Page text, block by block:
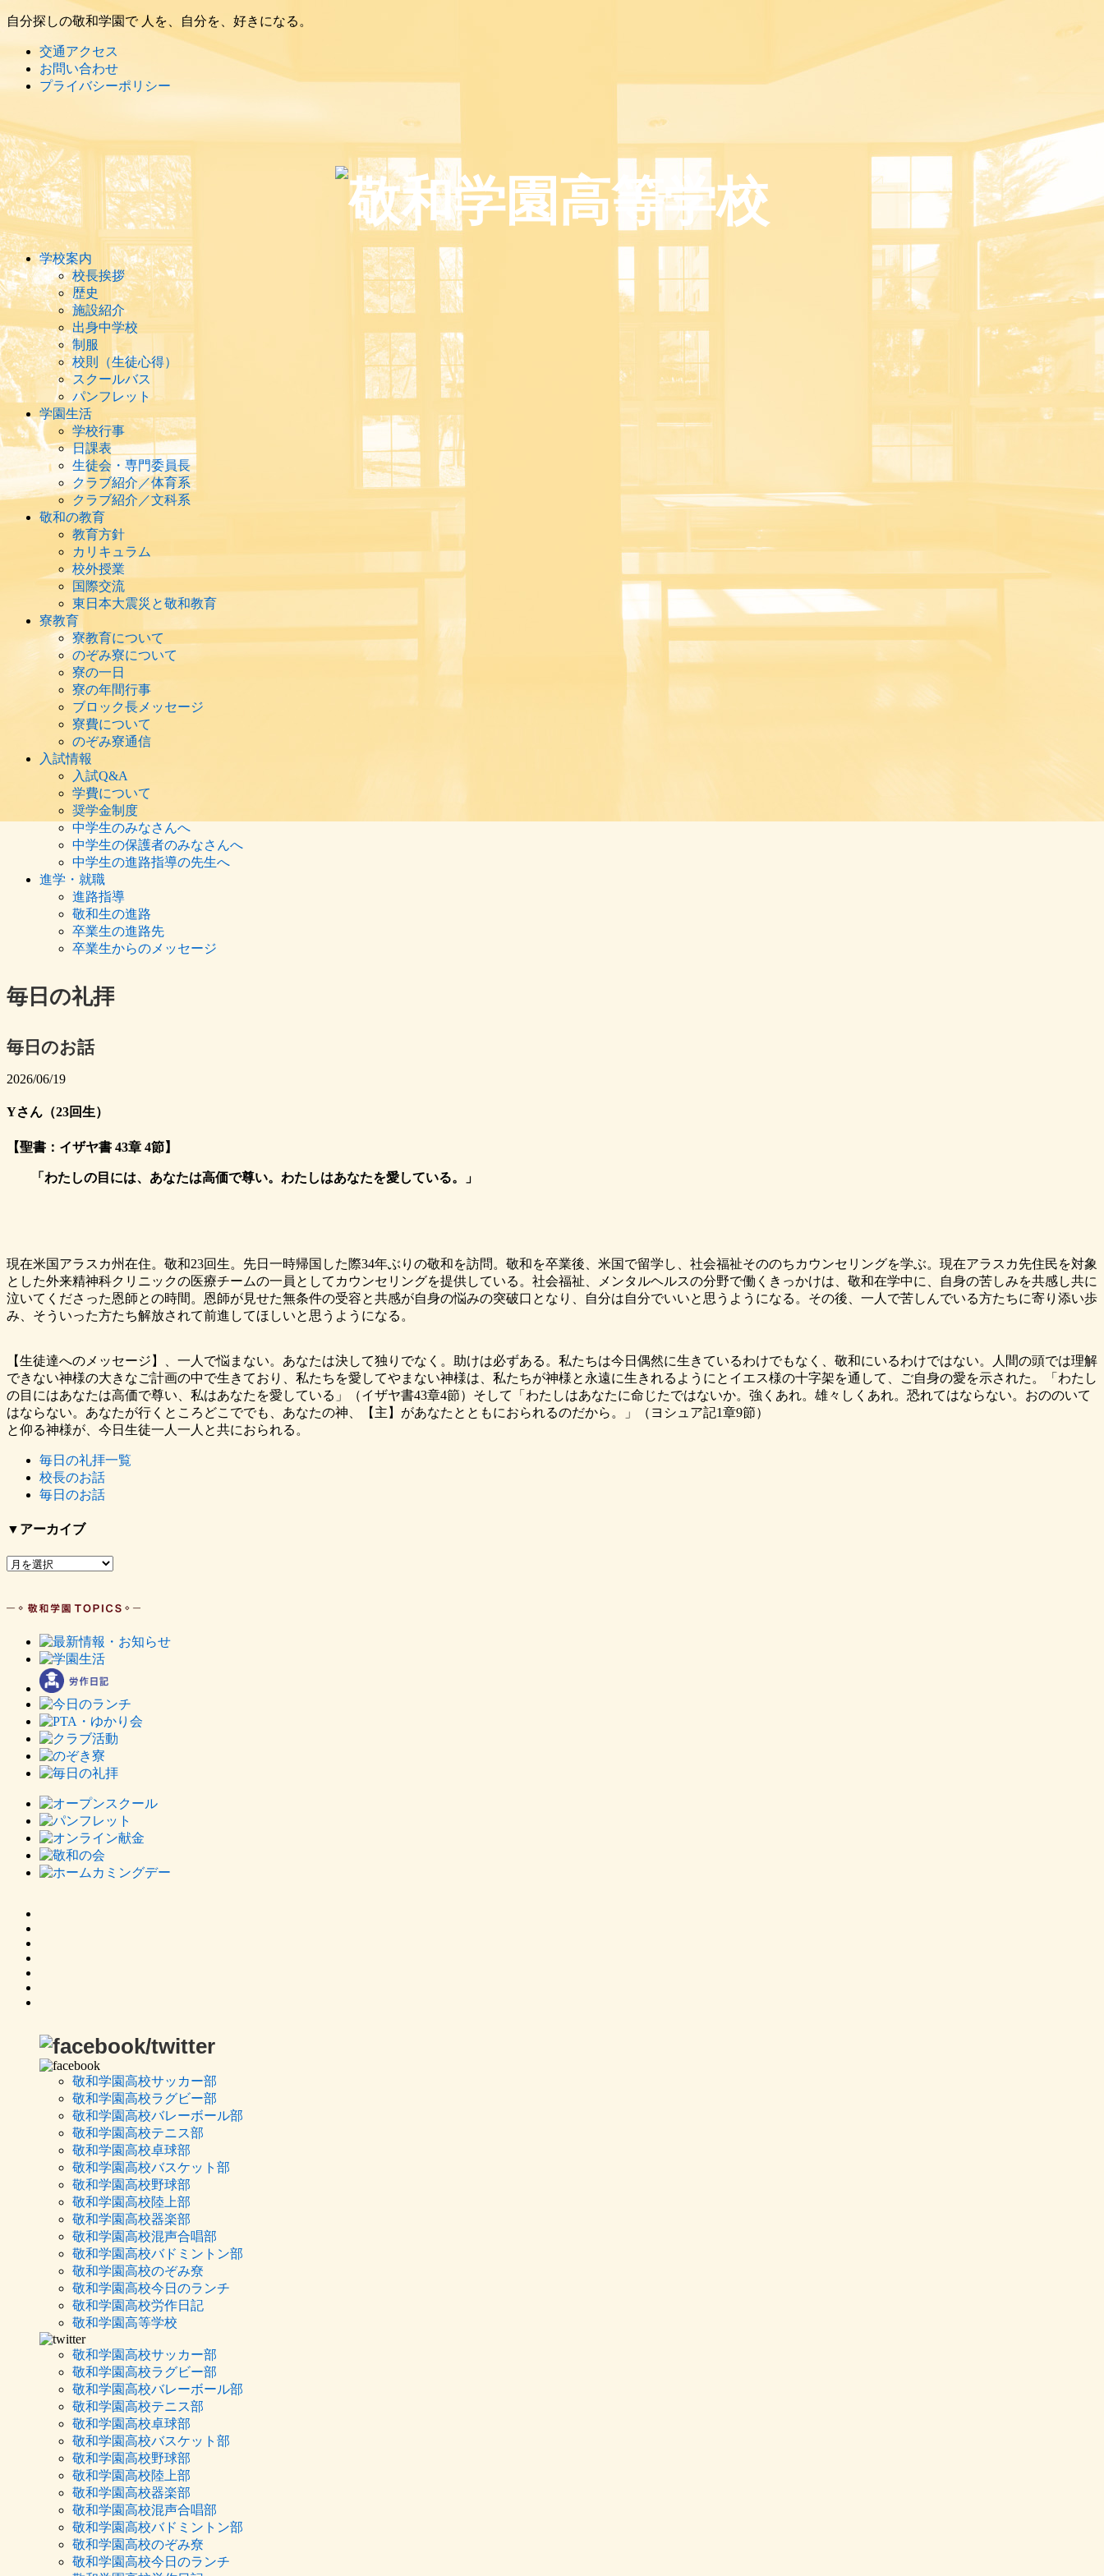
自分探しの敬和学園で 人を、自分を、好きになる。
交通アクセス
お問い合わせ
プライバシーポリシー
学校案内
校長挨拶
歴史
施設紹介
出身中学校
制服
校則（生徒心得）
スクールバス
パンフレット
学園生活
学校行事
日課表
生徒会・専門委員長
クラブ紹介／体育系
クラブ紹介／文科系
敬和の教育
教育方針
カリキュラム
校外授業
国際交流
東日本大震災と敬和教育
寮教育
寮教育について
のぞみ寮について
寮の一日
寮の年間行事
ブロック長メッセージ
寮費について
のぞみ寮通信
入試情報
入試Q&A
学費について
奨学金制度
中学生のみなさんへ
中学生の保護者のみなさんへ
中学生の進路指導の先生へ
進学・就職
進路指導
敬和生の進路
卒業生の進路先
卒業生からのメッセージ
毎日の礼拝
毎日のお話
2026/06/19
Yさん（23回生）
【聖書：イザヤ書 43章 4節】
「わたしの目には、あなたは高価で尊い。わたしはあなたを愛している。」
現在米国アラスカ州在住。敬和23回生。先日一時帰国した際34年ぶりの敬和を訪問。敬和を卒業後、米国で留学し、社会福祉そののちカウンセリングを学ぶ。現在アラスカ先住民を対象
とした外来精神科クリニックの医療チームの一員としてカウンセリングを提供している。社会福祉、メンタルヘルスの分野で働くきっかけは、敬和在学中に、自身の苦しみを共感し共に
泣いてくださった恩師との時間。恩師が見せた無条件の受容と共感が自身の悩みの突破口となり、自分は自分でいいと思うようになる。その後、一人で苦しんでいる方たちに寄り添い歩
み、そういった方たち解放されて前進してほしいと思うようになる。
【生徒達へのメッセージ】、一人で悩まない。あなたは決して独りでなく。助けは必ずある。私たちは今日偶然に生きているわけでもなく、敬和にいるわけではない。人間の頭では理解
できない神様の大きなご計画の中で生きており、私たちを愛してやまない神様は、私たちが神様と永遠に生きれるようにとイエス様の十字架を通して、ご自身の愛を示された。「わたし
の目にはあなたは高価で尊い、私はあなたを愛している」（イザヤ書43章4節）そして「わたしはあなたに命じたではないか。強くあれ。雄々しくあれ。恐れてはならない。おののいて
はならない。あなたが行くところどこででも、あなたの神、【主】があなたとともにおられるのだから。」（ヨシュア記1章9節）
と仰る神様が、今日生徒一人一人と共におられる。
毎日の礼拝一覧
校長のお話
毎日のお話
▼アーカイブ
敬和学園高校サッカー部
敬和学園高校ラグビー部
敬和学園高校バレーボール部
敬和学園高校テニス部
敬和学園高校卓球部
敬和学園高校バスケット部
敬和学園高校野球部
敬和学園高校陸上部
敬和学園高校器楽部
敬和学園高校混声合唱部
敬和学園高校バドミントン部
敬和学園高校のぞみ尞
敬和学園高校今日のランチ
敬和学園高校労作日記
敬和学園高等学校
敬和学園高校サッカー部
敬和学園高校ラグビー部
敬和学園高校バレーボール部
敬和学園高校テニス部
敬和学園高校卓球部
敬和学園高校バスケット部
敬和学園高校野球部
敬和学園高校陸上部
敬和学園高校器楽部
敬和学園高校混声合唱部
敬和学園高校バドミントン部
敬和学園高校のぞみ尞
敬和学園高校今日のランチ